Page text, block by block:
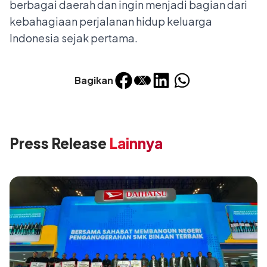
Bagikan
berbagai daerah dan ingin menjadi bagian dari
kebahagiaan perjalanan hidup keluarga
Indonesia sejak pertama.
Press Release Lainnya